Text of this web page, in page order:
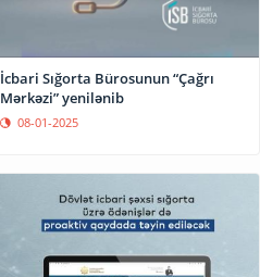
İcbari Sığorta Bürosunun “Çağrı
Mərkəzi” yenilənib
08-01-2025